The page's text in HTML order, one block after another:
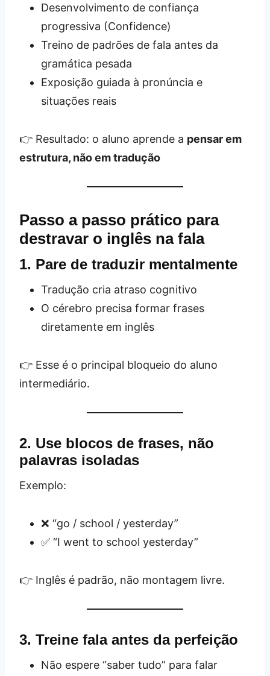
Desenvolvimento de confiança
progressiva (Confidence)
Treino de padrões de fala antes da
gramática pesada
Exposição guiada à pronúncia e
situações reais
👉 Resultado: o aluno aprende a pensar em
estrutura, não em tradução
Passo a passo prático para
destravar o inglês na fala
1. Pare de traduzir mentalmente
Tradução cria atraso cognitivo
O cérebro precisa formar frases
diretamente em inglês
👉 Esse é o principal bloqueio do aluno
intermediário.
2. Use blocos de frases, não
palavras isoladas
Exemplo:
❌ “go / school / yesterday”
✅ “I went to school yesterday”
👉 Inglês é padrão, não montagem livre.
3. Treine fala antes da perfeição
Não espere “saber tudo” para falar